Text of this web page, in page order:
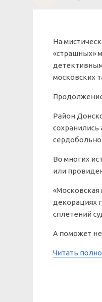
На
«страшных»
московских
Район
Во многих
или
«Московская
декорациях
сплетений
А поможет
Читать